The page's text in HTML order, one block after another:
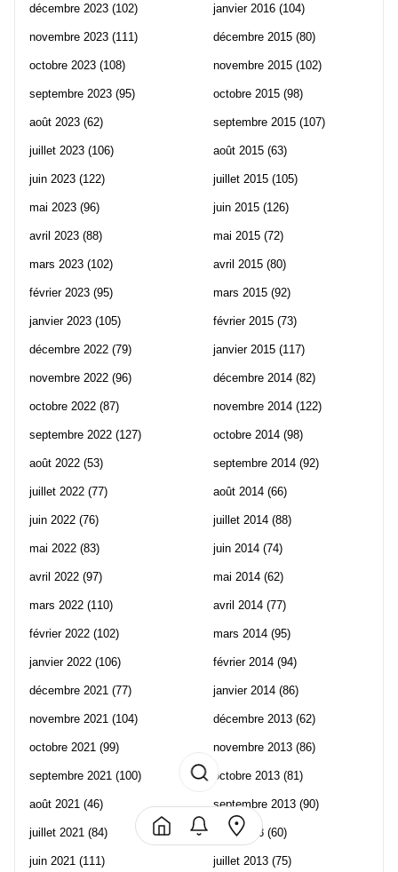
décembre 2023 (102)
novembre 2023 (111)
octobre 2023 (108)
septembre 2023 (95)
août 2023 (62)
juillet 2023 (106)
juin 2023 (122)
mai 2023 (96)
avril 2023 (88)
mars 2023 (102)
février 2023 (95)
janvier 2023 (105)
décembre 2022 (79)
novembre 2022 (96)
octobre 2022 (87)
septembre 2022 (127)
août 2022 (53)
juillet 2022 (77)
juin 2022 (76)
mai 2022 (83)
avril 2022 (97)
mars 2022 (110)
février 2022 (102)
janvier 2022 (106)
décembre 2021 (77)
novembre 2021 (104)
octobre 2021 (99)
septembre 2021 (100)
août 2021 (46)
juillet 2021 (84)
juin 2021 (111)
janvier 2016 (104)
décembre 2015 (80)
novembre 2015 (102)
octobre 2015 (98)
septembre 2015 (107)
août 2015 (63)
juillet 2015 (105)
juin 2015 (126)
mai 2015 (72)
avril 2015 (80)
mars 2015 (92)
février 2015 (73)
janvier 2015 (117)
décembre 2014 (82)
novembre 2014 (122)
octobre 2014 (98)
septembre 2014 (92)
août 2014 (66)
juillet 2014 (88)
juin 2014 (74)
mai 2014 (62)
avril 2014 (77)
mars 2014 (95)
février 2014 (94)
janvier 2014 (86)
décembre 2013 (62)
novembre 2013 (86)
octobre 2013 (81)
septembre 2013 (90)
août 2013 (60)
juillet 2013 (75)